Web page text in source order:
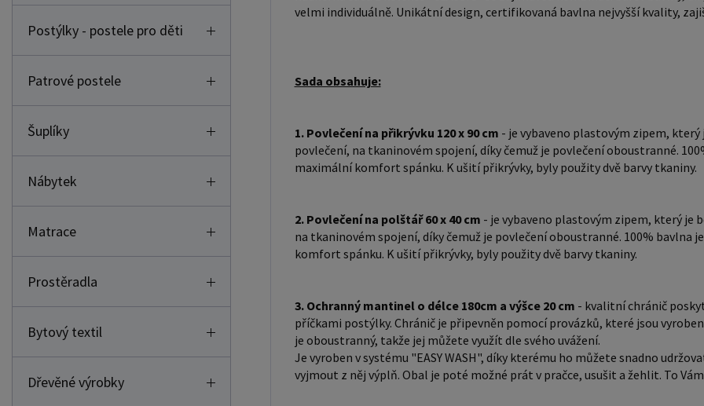
Postýlky - postele pro děti
Patrové postele
Šuplíky
Nábytek
Matrace
Prostěradla
Bytový textil
Dřevěné výrobky
"EASY
Vaše
látka
proto
kojence
velmi individuálně. Unikátní design, certifikovaná bavlna nejvyšší kvality,
Sada obsahuje:
1. Povlečení na přikrývku 120 x 90 cm - je vybaveno plastovým zipem,
povlečení, na tkaninovém spojení, díky čemuž je povlečení oboustranné.
maximální komfort spánku. K ušití přikrývky, byly použity dvě barvy tkaniny.
2. Povlečení na polštář 60 x 40 cm - je vybaveno plastovým zipem, který je
na tkaninovém spojení, díky čemuž je povlečení oboustranné. 100%
komfort spánku. K ušití přikrývky, byly použity dvě barvy tkaniny.
3. Ochranný mantinel o délce 180cm a výšce 20 cm - kvalitní chránič
příčkami postýlky. Chránič je připevněn pomocí provázků, které jsou
je oboustranný, takže jej můžete využít dle svého uvážení.
Je vyroben v systému "EASY WASH", díky kterému ho můžete snadno
vyjmout z něj výplň. Obal je poté možné prát v pračce, usušit a žehlit. To